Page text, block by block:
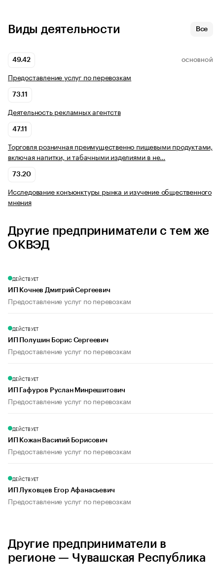
Виды деятельности Все
49.42 ОСНОВНОЙ
Предоставление услуг по перевозкам
73.11
Деятельность рекламных агентств
47.11
Торговля розничная преимущественно пищевыми продуктами,
включая напитки, и табачными изделиями в не…
73.20
Исследование конъюнктуры рынка и изучение общественного
мнения
Другие предприниматели с тем же
ОКВЭД
ДЕЙСТВУЕТ
ИП Кочнев Дмитрий Сергеевич
Предоставление услуг по перевозкам
ДЕЙСТВУЕТ
ИП Полушин Борис Сергеевич
Предоставление услуг по перевозкам
ДЕЙСТВУЕТ
ИП Гафуров Руслан Минрешитович
Предоставление услуг по перевозкам
ДЕЙСТВУЕТ
ИП Кожан Василий Борисович
Предоставление услуг по перевозкам
ДЕЙСТВУЕТ
ИП Луковцев Егор Афанасьевич
Предоставление услуг по перевозкам
Другие предприниматели в
регионе — Чувашская Республика